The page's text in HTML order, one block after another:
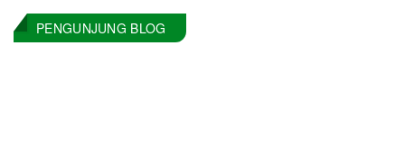
PENGUNJUNG BLOG